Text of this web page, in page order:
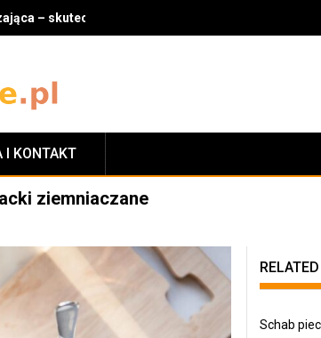
– skuteczny sposób na zrzucenie wagi
I KONTAKT
ziemniaczane
Schab